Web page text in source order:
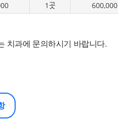
1곳 600,000
치과에 문의하시기 바랍니다.